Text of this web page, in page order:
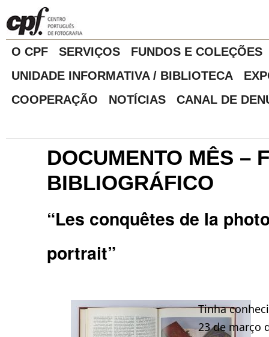
O CPF SERVIÇOS
FUNDOS E COLEÇÕES
UNIDADE INFORMATIVA / BIBLIOTECA
COOPERAÇÃO
NOTÍCIAS CANAL DE
DOCUMENTO MÊS –
BIBLIOGRÁFICO
“Les conquêtes de la
portrait”
Tinha
23 de março